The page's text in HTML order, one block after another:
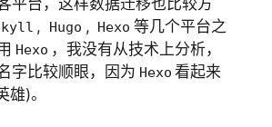
, Hugo , Hexo 等几个平台之
Hexo ，我没有从技术上分析，
字比较顺眼，因为 Hexo 看起来
雄)。